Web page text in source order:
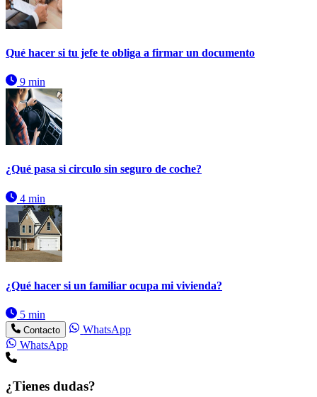
Qué hacer si tu jefe te obliga a firmar un documento
9 min
¿Qué pasa si circulo sin seguro de coche?
4 min
¿Qué hacer si un familiar ocupa mi vivienda?
5 min
Contacto
WhatsApp
WhatsApp
¿Tienes dudas?